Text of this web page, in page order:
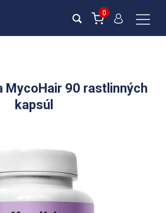
0
MycoHair 90 rastlinných
kapsúl